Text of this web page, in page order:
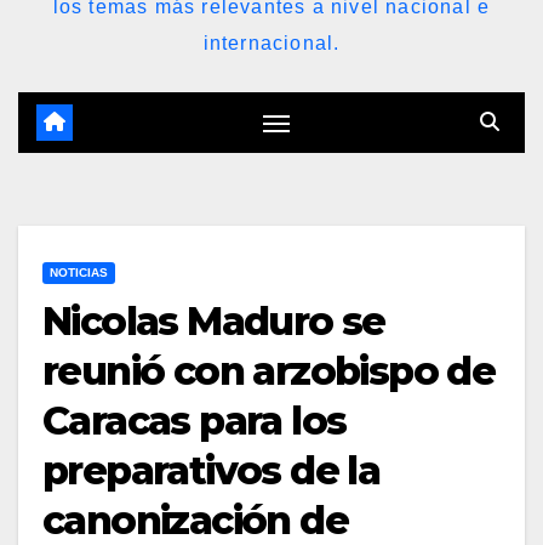
los temas más relevantes a nivel nacional e
internacional.
NOTICIAS
Nicolas Maduro se
reunió con arzobispo de
Caracas para los
preparativos de la
canonización de